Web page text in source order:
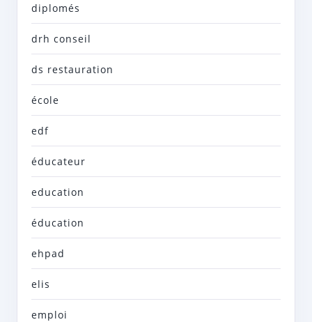
diplomés
drh conseil
ds restauration
école
edf
éducateur
education
éducation
ehpad
elis
emploi